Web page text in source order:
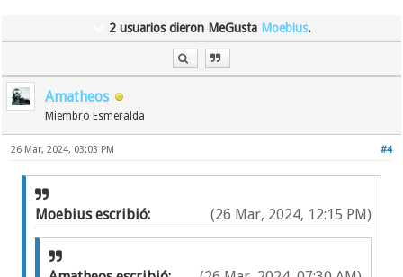
2 usuarios dieron MeGusta Moebius.
Amatheos
Miembro Esmeralda
#4
26 Mar, 2024, 03:03 PM
(26 Mar, 2024, 12:15 PM)
Moebius escribió: